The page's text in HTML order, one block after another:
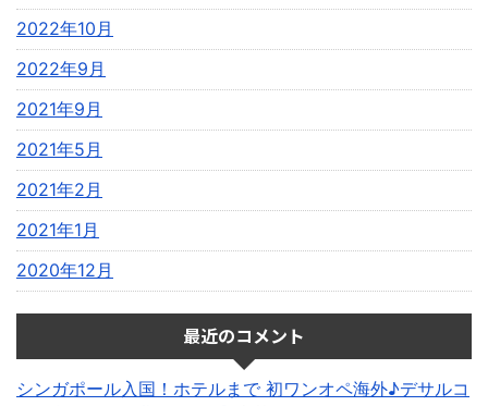
2022年10月
2022年9月
2021年9月
2021年5月
2021年2月
2021年1月
2020年12月
最近のコメント
シンガポール入国！ホテルまで 初ワンオペ海外♪デサルコ